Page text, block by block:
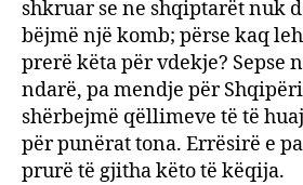
shkruar se ne shqiptarët nuk
bëjmë një komb; përse kaq
prerë këta për vdekje? Sepse
ndarë, pa mendje për
shërbejmë qëllimeve të të
për punërat tona. Errësirë e
prurë të gjitha këto të këqija.